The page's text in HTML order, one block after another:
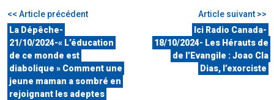
<< Article précédent
La Dépêche-
21/10/2024-« L’éducation
de ce monde est
diabolique » Comment une
jeune maman a sombré en
rejoignant les adeptes
Article suivant >>
Ici Radio Canada-
18/10/2024- Les Hérauts de
de l’Evangile : Joao Cla
Dias, l’exorciste